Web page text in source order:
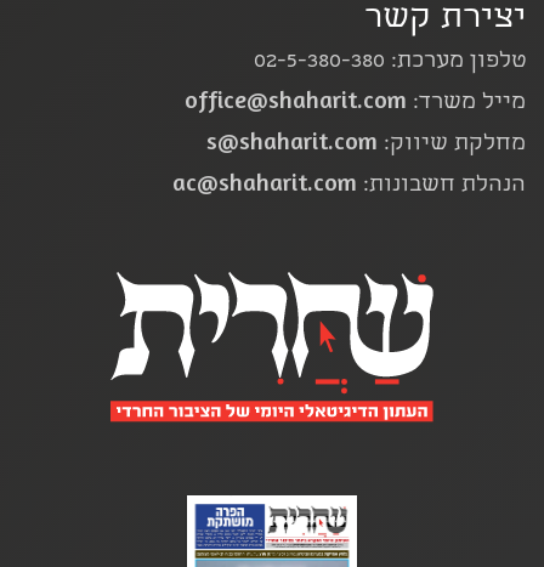
יצירת קשר
טלפון מערכת: 02-5-380-380
מייל משרד: office@shaharit.com
מחלקת שיווק: s@shaharit.com
הנהלת חשבונות: ac@shaharit.com